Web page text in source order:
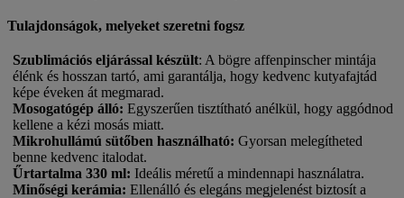
Tulajdonságok, melyeket szeretni fogsz
Szublimációs eljárással készült: A bögre affenpinscher mintája
élénk és hosszan tartó, ami garantálja, hogy kedvenc kutyafajtád
képe éveken át megmarad.
Mosogatógép álló: Egyszerűen tisztítható anélkül, hogy aggódnod
kellene a kézi mosás miatt.
Mikrohullámú sütőben használható: Gyorsan melegítheted
benne kedvenc italodat.
Űrtartalma 330 ml: Ideális méretű a mindennapi használatra.
Minőségi kerámia: Ellenálló és elegáns megjelenést biztosít a